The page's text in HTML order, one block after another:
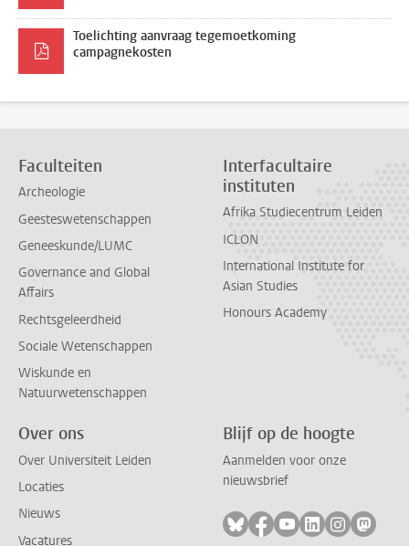
Toelichting aanvraag tegemoetkoming
campagnekosten
Faculteiten
Archeologie
Geesteswetenschappen
Geneeskunde/LUMC
Governance and Global
Affairs
Rechtsgeleerdheid
Sociale Wetenschappen
Wiskunde en
Natuurwetenschappen
Interfacultaire
instituten
Afrika Studiecentrum Leiden
ICLON
International Institute for
Asian Studies
Honours Academy
Over ons
Over Universiteit Leiden
Locaties
Nieuws
Vacatures
Blijf op de hoogte
Aanmelden voor onze
nieuwsbrief
Volg ons op bluesky
Volg ons op facebook
Volg ons op
Volg ons op
Volg ons
Volg